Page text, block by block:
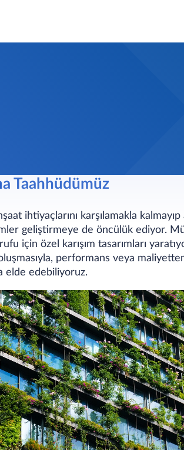
Taahhüdümüz
ihtiyaçlarını karşılamakla
geliştirmeye de öncülük ediyor.
için özel karışım tasarımları
performans veya
elde edebiliyoruz.